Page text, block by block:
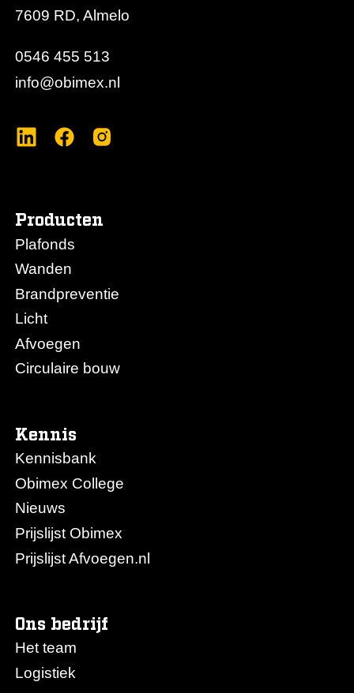
7609 RD, Almelo
0546 455 513
info@obimex.nl
Producten
Plafonds
Wanden
Brandpreventie
Licht
Afvoegen
Circulaire bouw
Kennis
Kennisbank
Obimex College
Nieuws
Prijslijst Obimex
Prijslijst Afvoegen.nl
Ons bedrijf
Het team
Logistiek